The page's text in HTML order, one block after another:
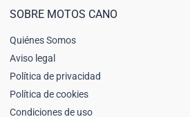
SOBRE MOTOS CANO
Quiénes Somos
Aviso legal
Política de privacidad
Política de cookies
Condiciones de uso